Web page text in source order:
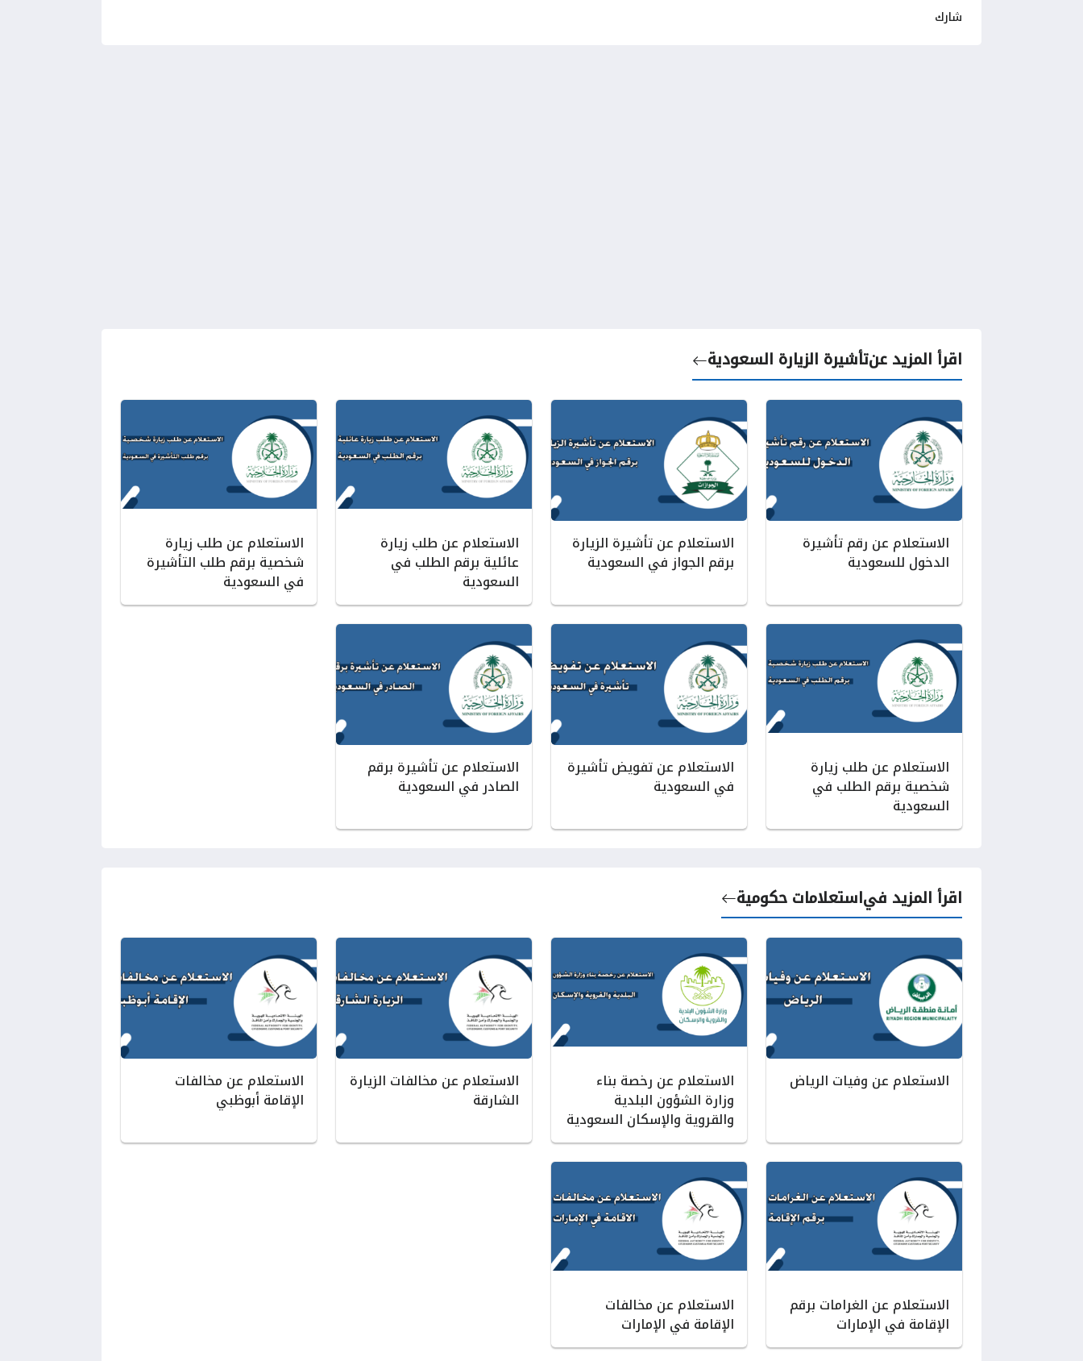
شارك
اقرأ المزيد عنتأشيرة الزيارة السعودية
الاستعلام عن رقم تأشيرة
الدخول للسعودية
الاستعلام عن تأشيرة الزيارة
برقم الجواز في السعودية
الاستعلام عن طلب زيارة
عائلية برقم الطلب في
السعودية
الاستعلام عن طلب زيارة
شخصية برقم طلب التأشيرة
في السعودية
الاستعلام عن طلب زيارة
شخصية برقم الطلب في
السعودية
الاستعلام عن تفويض تأشيرة
في السعودية
الاستعلام عن تأشيرة برقم
الصادر في السعودية
اقرأ المزيد فياستعلامات حكومية
الاستعلام عن وفيات الرياض الاستعلام عن رخصة بناء
وزارة الشؤون البلدية
والقروية والإسكان السعودية
الاستعلام عن مخالفات الزيارة
الشارقة
الاستعلام عن مخالفات
الإقامة أبوظبي
الاستعلام عن الغرامات برقم
الإقامة في الإمارات
الاستعلام عن مخالفات
الإقامة في الإمارات